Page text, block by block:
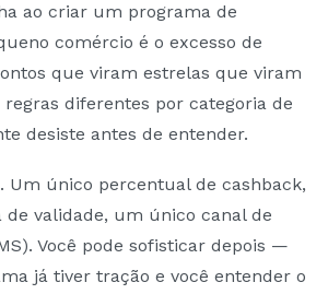
ao criar um programa de
comércio é o excesso de
que viram estrelas que viram
diferentes por categoria de
desiste antes de entender.
Um único percentual de cashback,
validade, um único canal de
Você pode sofisticar depois —
já tiver tração e você entender o